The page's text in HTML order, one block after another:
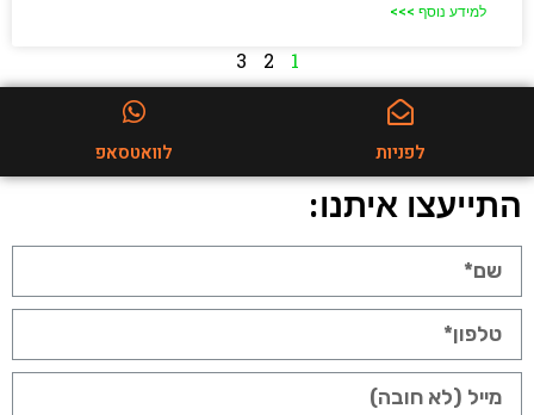
למידע נוסף >>>
1
2
3
לפניות לוואטסאפ
התייעצו איתנו: